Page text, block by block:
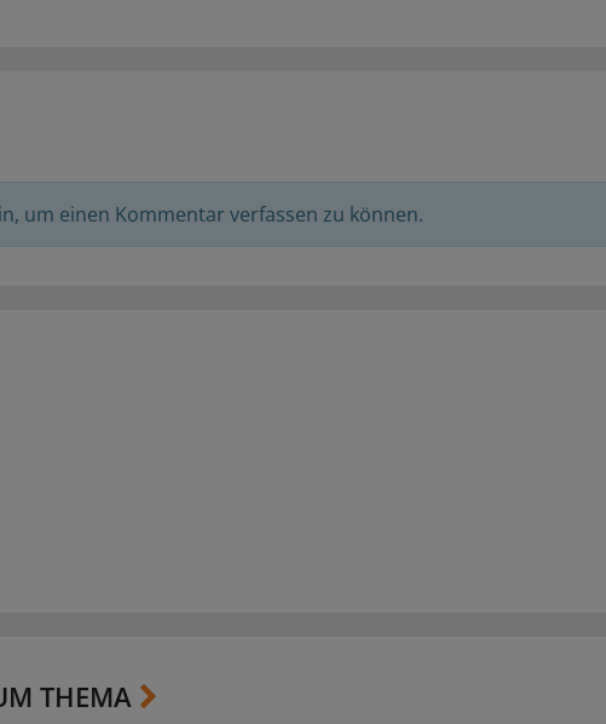
um einen Kommentar verfassen zu können.
THEMA